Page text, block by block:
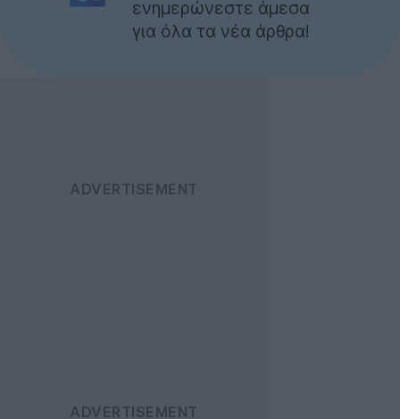
ενημερώνεστε άμεσα
για όλα τα νέα άρθρα!